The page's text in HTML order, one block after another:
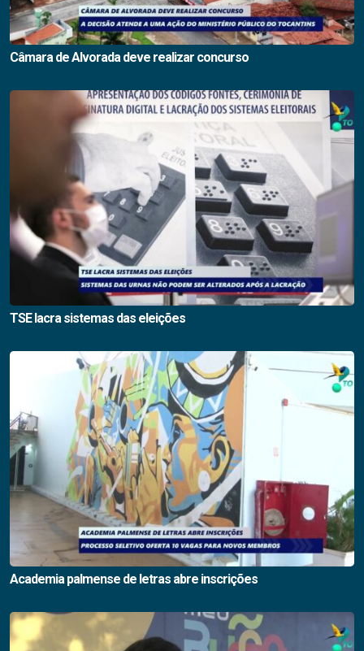
Câmara de Alvorada deve realizar concurso
TSE lacra sistemas das eleições
Academia palmense de letras abre inscrições